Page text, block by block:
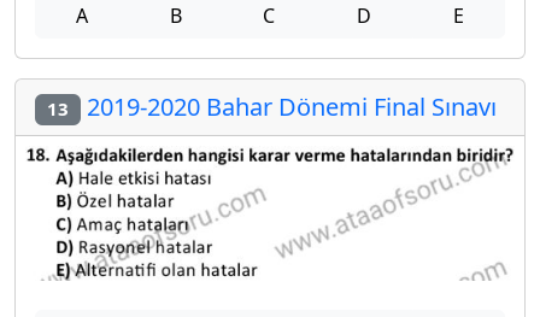
A B C D E
13 2019-2020 Bahar Dönemi Final Sınavı